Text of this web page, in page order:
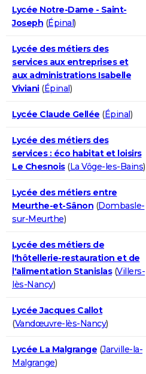
Lycée Notre-Dame - Saint-
Joseph (Épinal)
Lycée des métiers des
services aux entreprises et
aux administrations Isabelle
Viviani(Épinal)
Lycée Claude Gellée (Épinal)
Lycée des métiers des
services : éco habitat et loisirs
Le Chesnois(La Vôge-les-Bains)
Lycée des métiers entre
Meurthe-et-Sânon (Dombasle-
sur-Meurthe)
Lycée des métiers de
l'hôtellerie-restauration et de
l'alimentation Stanislas(Villers-
lès-Nancy)
Lycée Jacques Callot
(Vandœuvre-lès-Nancy)
Lycée La Malgrange (Jarville-la-
Malgrange)